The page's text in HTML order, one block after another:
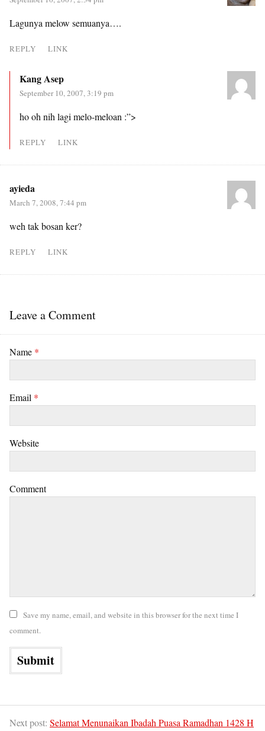
Lagunya melow semuanya….
REPLY LINK
Kang Asep
September 10, 2007, 3:19 pm
ho oh nih lagi melo-meloan :”>
REPLY LINK
ayieda
March 7, 2008, 7:44 pm
weh tak bosan ker?
REPLY LINK
Leave a Comment
Name *
Email *
Website
Comment
Save my name, email, and website in this browser for the next time I
comment.
Next post: Selamat Menunaikan Ibadah Puasa Ramadhan 1428 H